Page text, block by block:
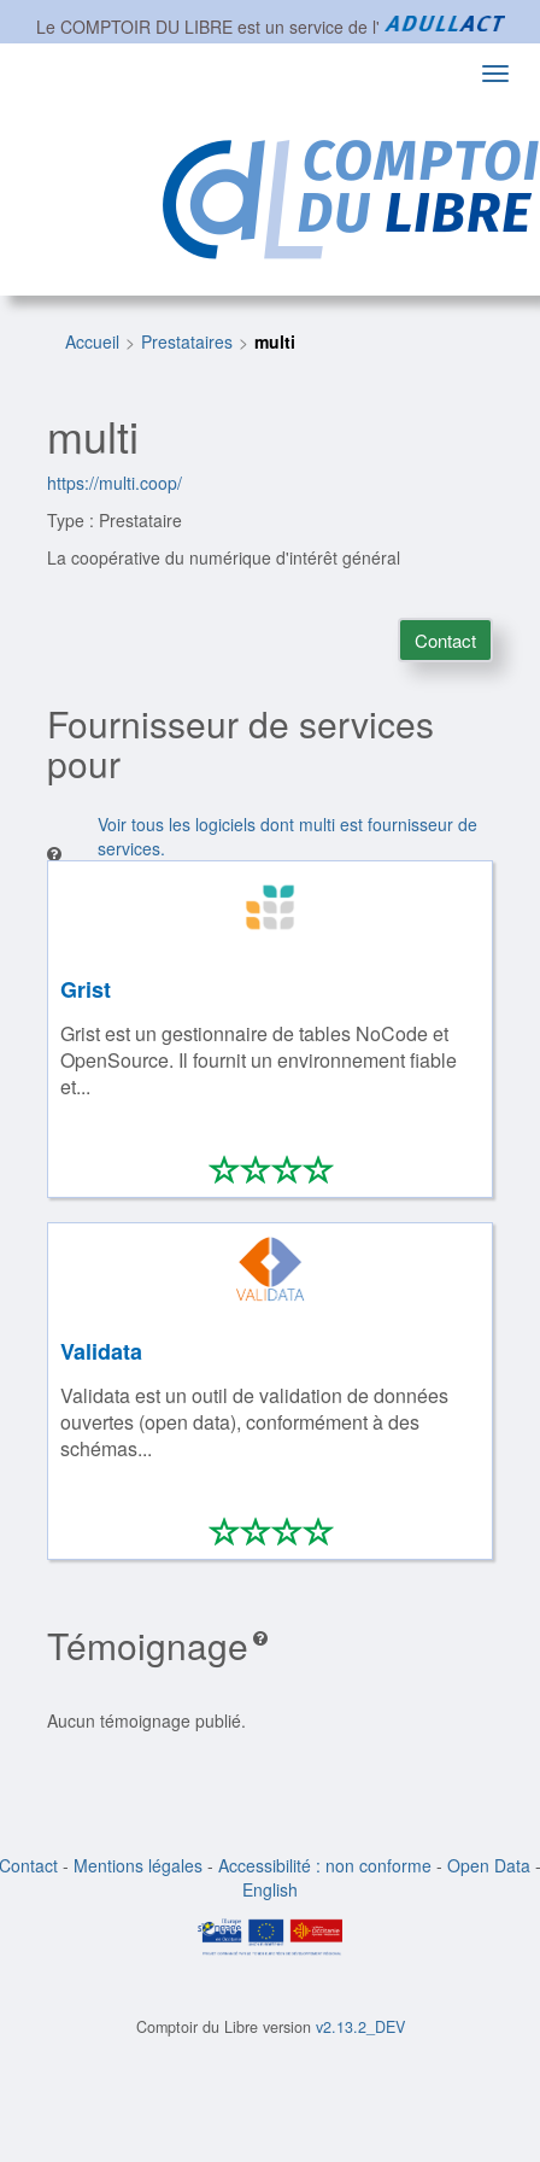
Le COMPTOIR DU LIBRE est un service de l'
Accueil Prestataires multi
multi
https://multi.coop/
Type : Prestataire
La coopérative du numérique d'intérêt général
Contact
Fournisseur de services
pour
Voir tous les logiciels dont multi est fournisseur de
services.
Grist
Grist est un gestionnaire de tables NoCode et
OpenSource. Il fournit un environnement fiable
et...
****
0/4
Validata
Validata est un outil de validation de données
ouvertes (open data), conformément à des
schémas...
****
0/4
Témoignage
Aucun témoignage publié.
Contact - Mentions légales - Accessibilité : non conforme - Open Data -
English
Comptoir du Libre version v2.13.2_DEV